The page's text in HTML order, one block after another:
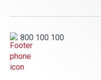
800 100 100